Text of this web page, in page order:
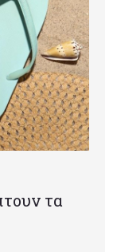
τα